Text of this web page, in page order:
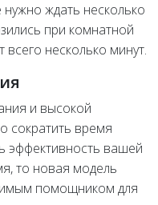
ждать несколько
при комнатной
всего несколько минут.
и высокой
сократить время
эффективность вашей
то новая модель
помощником для